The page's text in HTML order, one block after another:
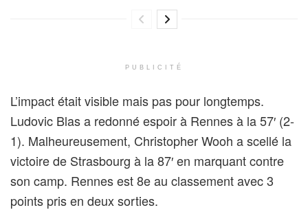
PUBLICITÉ
L’impact était visible mais pas pour longtemps.
Ludovic Blas a redonné espoir à Rennes à la 57′ (2-
1). Malheureusement, Christopher Wooh a scellé la
victoire de Strasbourg à la 87′ en marquant contre
son camp. Rennes est 8e au classement avec 3
points pris en deux sorties.